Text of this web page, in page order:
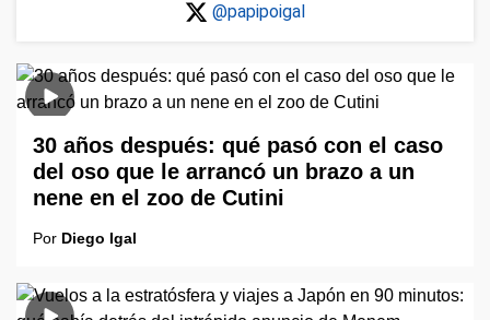
@papipoigal
30 años después: qué pasó con el caso
del oso que le arrancó un brazo a un
nene en el zoo de Cutini
Por Diego Igal